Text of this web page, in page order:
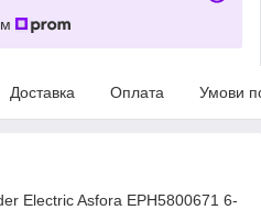
Доставка Оплата Умови
Electric Asfora EPH5800671 6-